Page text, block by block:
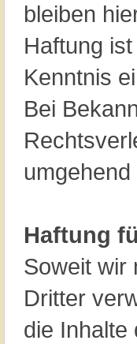
bleiben
Haftung
Kenntnis
Bei
Haftung
Soweit wir
Dritter
die Inhalte